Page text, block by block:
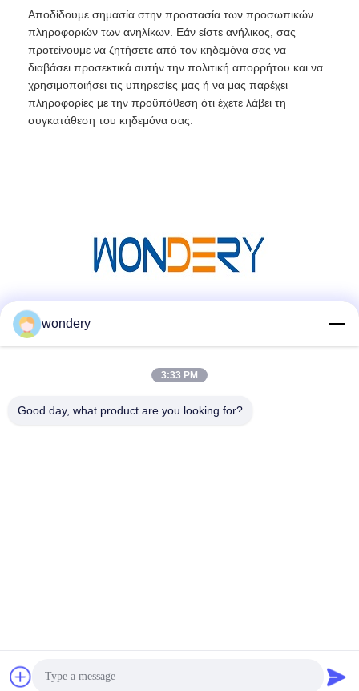
Αποδίδουμε σημασία στην προστασία των προσωπικών
πληροφοριών των ανηλίκων. Εάν είστε ανήλικος, σας
προτείνουμε να ζητήσετε από τον κηδεμόνα σας να
διαβάσει προσεκτικά αυτήν την πολιτική απορρήτου και να
χρησιμοποιήσει τις υπηρεσίες μας ή να μας παρέχει
πληροφορίες με την προϋπόθεση ότι έχετε λάβει τη
συγκατάθεση του κηδεμόνα σας.
Προμηθευτής. 2019-2026 Wuxi Wondery Industry Equipment Co.,
Ltd Όλα τα δικαιώματα διατηρούνται.
wondery
3:33 PM
Good day, what product are you looking for?